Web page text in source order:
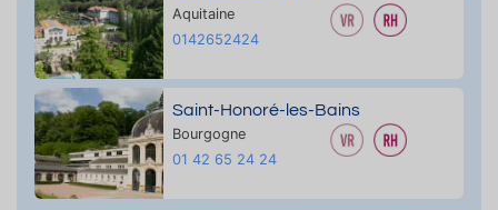
Aquitaine
0142652424
Saint-Honoré-les-Bains
Bourgogne
01 42 65 24 24